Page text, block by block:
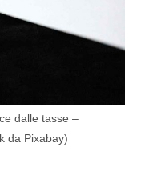
dalle tasse –
da Pixabay)